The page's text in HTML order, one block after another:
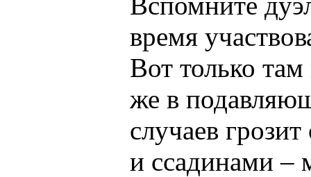
время
Вот только
же в
случаев
и ссадинами –